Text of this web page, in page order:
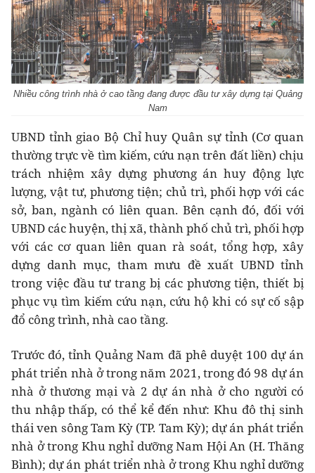
Nhiều công trình nhà ở cao tầng đang được đầu tư xây dựng tại Quảng
Nam
UBND tỉnh giao Bộ Chỉ huy Quân sự tỉnh (Cơ quan
thường trực về tìm kiếm, cứu nạn trên đất liền) chịu
trách nhiệm xây dựng phương án huy động lực
lượng, vật tư, phương tiện; chủ trì, phối hợp với các
sở, ban, ngành có liên quan. Bên cạnh đó, đối với
UBND các huyện, thị xã, thành phố chủ trì, phối hợp
với các cơ quan liên quan rà soát, tổng hợp, xây
dựng danh mục, tham mưu đề xuất UBND tỉnh
trong việc đầu tư trang bị các phương tiện, thiết bị
phục vụ tìm kiếm cứu nạn, cứu hộ khi có sự cố sập
đổ công trình, nhà cao tầng.
Trước đó, tỉnh Quảng Nam đã phê duyệt 100 dự án
phát triển nhà ở trong năm 2021, trong đó 98 dự án
nhà ở thương mại và 2 dự án nhà ở cho người có
thu nhập thấp, có thể kể đến như: Khu đô thị sinh
thái ven sông Tam Kỳ (TP. Tam Kỳ); dự án phát triển
nhà ở trong Khu nghỉ dưỡng Nam Hội An (H. Thăng
Bình); dự án phát triển nhà ở trong Khu nghỉ dưỡng